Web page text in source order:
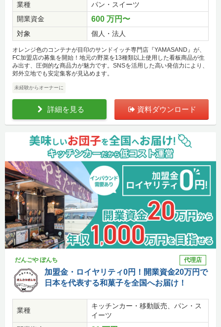
業種
パン・スイーツ
開業資金
600 万円〜
対象 個人・法人
オレンジ色のコンテナが目印のサンドイッチ専門店『YAMASAND』が、
FC加盟店の募集を開始！地元の野菜を13種類以上使用した看板商品が生
み出す、圧倒的な商品力が魅力です。SNSを活用した高い発信力により、
郊外立地でも安定集客が見込めます。
未経験からオーナーに
詳細を見る 資料ダウンロード
だんごや ぽんち 代理店
加盟金・ロイヤリティ0円！開業資金20万円で
日本を代表する和菓子を全国へお届け！
業種
キッチンカー・移動販売、パン・ス
イーツ